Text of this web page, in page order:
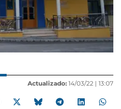
Actualizado: 14/03/22 | 13:07